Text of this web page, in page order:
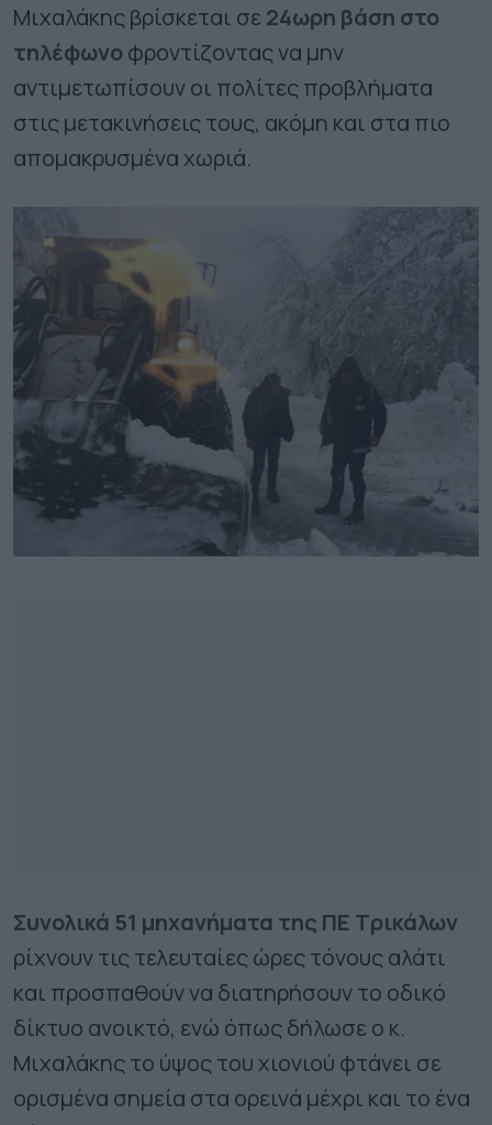
Μιχαλάκης βρίσκεται σε24ωρη βάση στο
τηλέφωνοφροντίζοντας να μην
αντιμετωπίσουν οι πολίτες προβλήματα
στις μετακινήσεις τους, ακόμη και στα πιο
απομακρυσμένα χωριά.
Συνολικά 51 μηχανήματα της ΠΕ Τρικάλων
ρίχνουν τις τελευταίες ώρες τόνους αλάτι
και προσπαθούν να διατηρήσουν το οδικό
δίκτυο ανοικτό, ενώ όπως δήλωσε ο κ.
Μιχαλάκης το ύψος του χιονιού φτάνει σε
ορισμένα σημεία στα ορεινά μέχρι και το ένα